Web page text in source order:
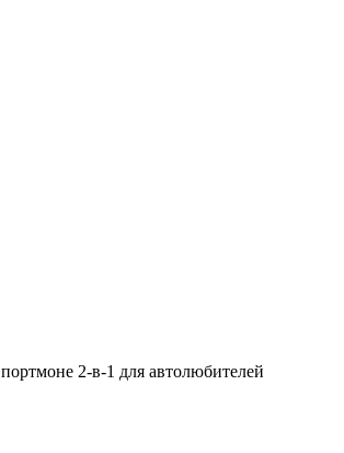
2-в-1 для автолюбителей